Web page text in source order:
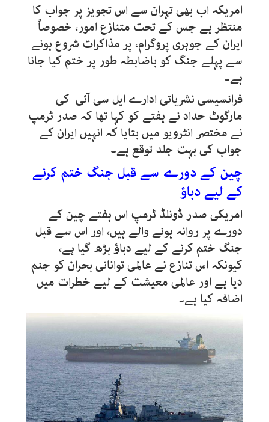
امریکہ اب بھی تہران سے اس تجویز پر جواب کا
منتظر ہے جس کے تحت متنازع امور، خصوصاً
ایران کے جوہری پروگرام، پر مذاکرات شروع ہونے
سے پہلے جنگ کو باضابطہ طور پر ختم کیا جانا
ہے۔
فرانسیسی نشریاتی ادارے ایل سی آئی کی
مارگوٹ حداد نے ہفتے کو کہا تھا کہ صدر ٹرمپ
نے مختصر انٹرویو میں بتایا کہ انہیں ایران کے
جواب کی بہت جلد توقع ہے۔
چین کے دورے سے قبل جنگ ختم کرنے
کے لیے دباؤ
امریکی صدر ڈونلڈ ٹرمپ اس ہفتے چین کے
دورے پر روانہ ہونے والے ہیں، اور اس سے قبل
جنگ ختم کرنے کے لیے دباؤ بڑھ گیا ہے،
کیونکہ اس تنازع نے عالمی توانائی بحران کو جنم
دیا ہے اور عالمی معیشت کے لیے خطرات میں
اضافہ کیا ہے۔